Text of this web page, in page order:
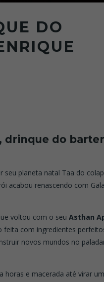
DO
drinque do
seu planeta natal Taa do
acabou renascendo com
voltou com o seu Asthan
com ingredientes
novos mundos no
horas e macerada até virar